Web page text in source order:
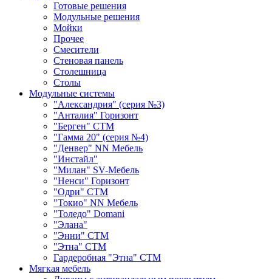
Готовые решения
Модульные решения
Мойки
Прочее
Смесители
Стеновая панель
Столешница
Столы
Модульные системы
"Александрия" (серия №3)
"Анталия" Горизонт
"Берген" СТМ
"Гамма 20" (серия №4)
"Денвер" NN Мебель
"Инстайл"
"Милан" SV-Мебель
"Ненси" Горизонт
"Одри" СТМ
"Токио" NN Мебель
"Толедо" Domani
"Элана"
"Энни" СТМ
"Этна" СТМ
Гардеробная "Этна" СТМ
Мягкая мебель